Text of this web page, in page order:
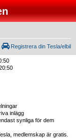
Registrera din Tesla/elbil
inlägg
synliga för dem
medlemskap är gratis.